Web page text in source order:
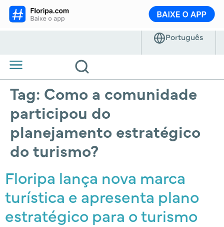
Tag: Como a comunidade
participou do
planejamento estratégico
do turismo?
Floripa lança nova marca
turística e apresenta plano
estratégico para o turismo